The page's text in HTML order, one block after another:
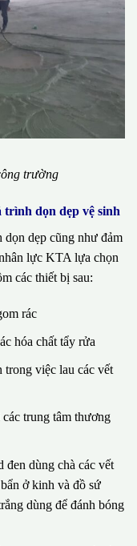
trường
dọn dẹp vệ sinh
dọn dẹp cũng như đảm
lực KTA lựa chọn
các thiết bị sau:
rác
hóa chất tẩy rửa
trong việc lau các vết
trung tâm thương
đen dùng chà các vết
ở kinh và đồ sứ
dùng để đánh bóng